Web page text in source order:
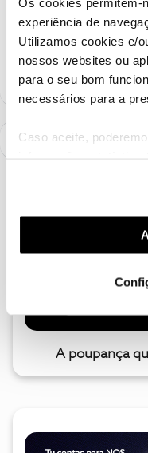
experiência de
Utilizamos cookies e/
nossos websites ou
para o seu bom
necessários para a
Caso aceite,
funcionalidades
funcionalidade) e
(cookies de
utilização dos cookies
reinstalling did fix the
1 pessoa gostou
A poupança